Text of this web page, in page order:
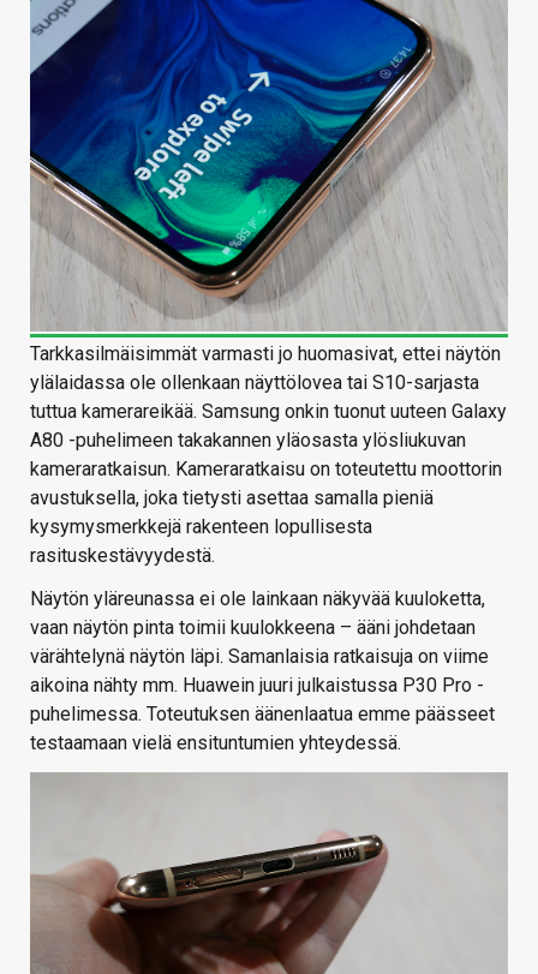
Tarkkasilmäisimmät varmasti jo huomasivat, ettei näytön
ylälaidassa ole ollenkaan näyttölovea tai S10-sarjasta
tuttua kamerareikää. Samsung onkin tuonut uuteen Galaxy
A80 -puhelimeen takakannen yläosasta ylösliukuvan
kameraratkaisun. Kameraratkaisu on toteutettu moottorin
avustuksella, joka tietysti asettaa samalla pieniä
kysymysmerkkejä rakenteen lopullisesta
rasituskestävyydestä.
Näytön yläreunassa ei ole lainkaan näkyvää kuuloketta,
vaan näytön pinta toimii kuulokkeena – ääni johdetaan
värähtelynä näytön läpi. Samanlaisia ratkaisuja on viime
aikoina nähty mm. Huawein juuri julkaistussa P30 Pro -
puhelimessa. Toteutuksen äänenlaatua emme päässeet
testaamaan vielä ensituntumien yhteydessä.